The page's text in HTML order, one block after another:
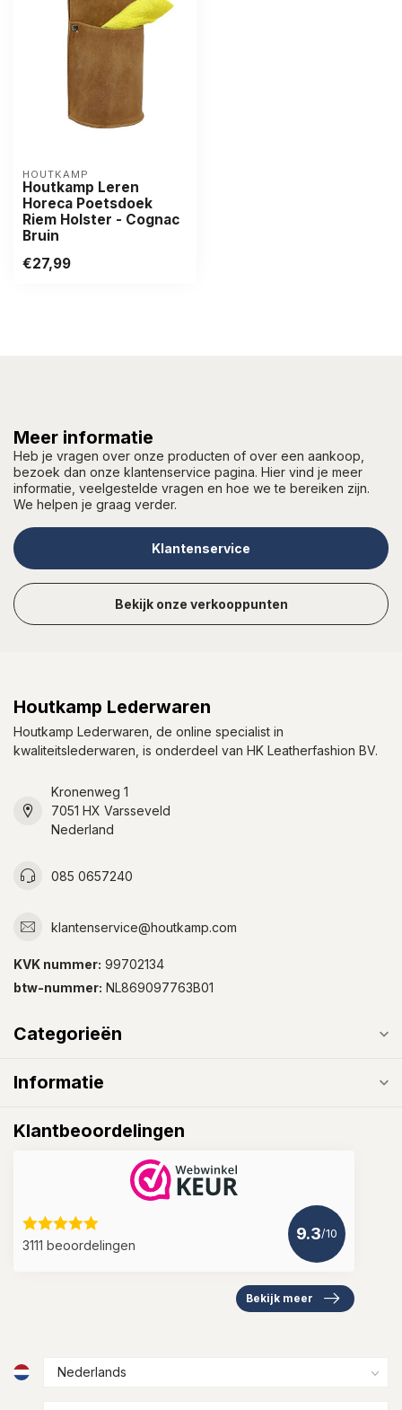
HOUTKAMP
Houtkamp Leren
Horeca Poetsdoek
Riem Holster - Cognac
Bruin
€27,99
Meer informatie
Heb je vragen over onze producten of over een aankoop,
bezoek dan onze klantenservice pagina. Hier vind je meer
informatie, veelgestelde vragen en hoe we te bereiken zijn.
We helpen je graag verder.
Klantenservice
Bekijk onze verkooppunten
Houtkamp Lederwaren
Houtkamp Lederwaren, de online specialist in
kwaliteitslederwaren, is onderdeel van HK Leatherfashion BV.
Kronenweg 1
7051 HX Varsseveld
Nederland
085 0657240
klantenservice@houtkamp.com
KVK nummer: 99702134
btw-nummer: NL869097763B01
Categorieën
Informatie
Klantbeoordelingen
3111 beoordelingen
9.3/10
Bekijk meer